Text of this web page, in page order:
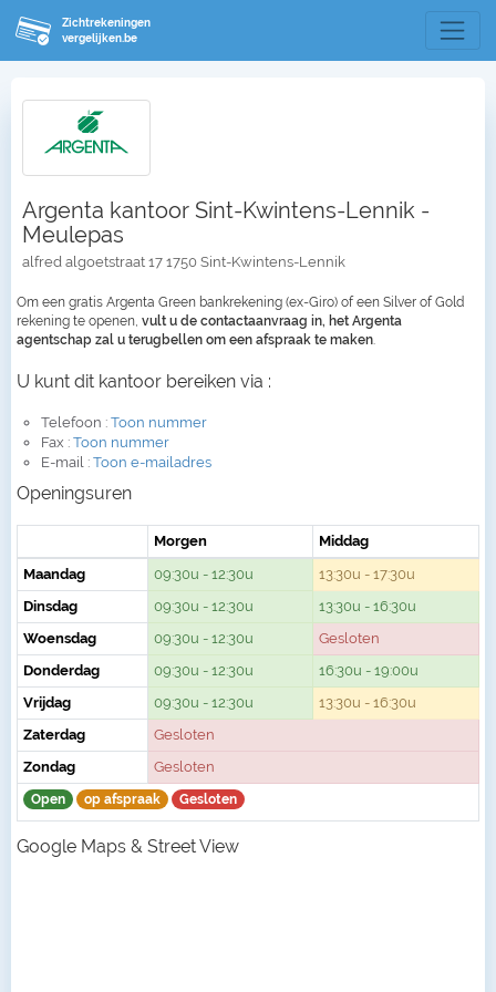
Zichtrekeningen
vergelijken.be
Argenta kantoor Sint-Kwintens-Lennik -
Meulepas
alfred algoetstraat 17 1750 Sint-Kwintens-Lennik
Om een gratis Argenta Green bankrekening (ex-Giro) of een Silver of Gold
rekening te openen, vult u de contactaanvraag in, het Argenta
agentschap zal u terugbellen om een afspraak te maken
U kunt dit kantoor bereiken via :
Telefoon : Toon nummer
Fax : Toon nummer
E-mail : Toon e-mailadres
Openingsuren
Morgen
Middag
Maandag
09:30u - 12:30u
13:30u - 17:30u
Dinsdag
09:30u - 12:30u
13:30u - 16:30u
Woensdag
09:30u - 12:30u
Gesloten
Donderdag
09:30u - 12:30u
16:30u - 19:00u
Vrijdag
09:30u - 12:30u
13:30u - 16:30u
Zaterdag
Gesloten
Zondag
Gesloten
Open op afspraak Gesloten
Google Maps & Street View